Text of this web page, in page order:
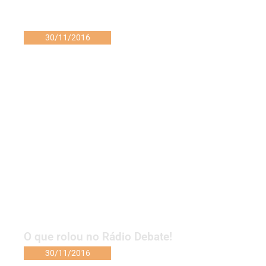
30/11/2016
O que rolou no Rádio Debate!
30/11/2016